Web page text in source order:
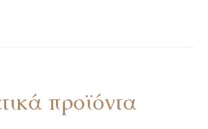
προϊόντα